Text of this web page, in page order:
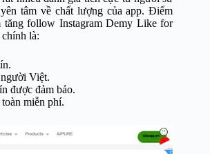
tâm về chất lượng của app. Điểm
tăng follow Instagram Demy Like for
là:
Việt.
được đảm bảo.
miễn phí.